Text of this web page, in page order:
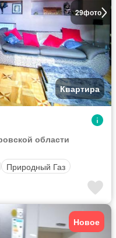
29фото
Квартира
области
Природный Газ
Новое